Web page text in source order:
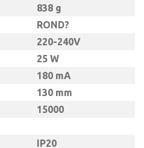
838 g
ROND?
220-240V
25 W
180 mA
130 mm
15000
IP20